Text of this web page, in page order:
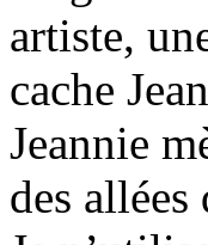
artiste,
cache
Jeannie
des